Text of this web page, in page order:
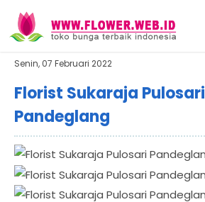
Senin, 07 Februari 2022
Florist Sukaraja Pulosari
Pandeglang